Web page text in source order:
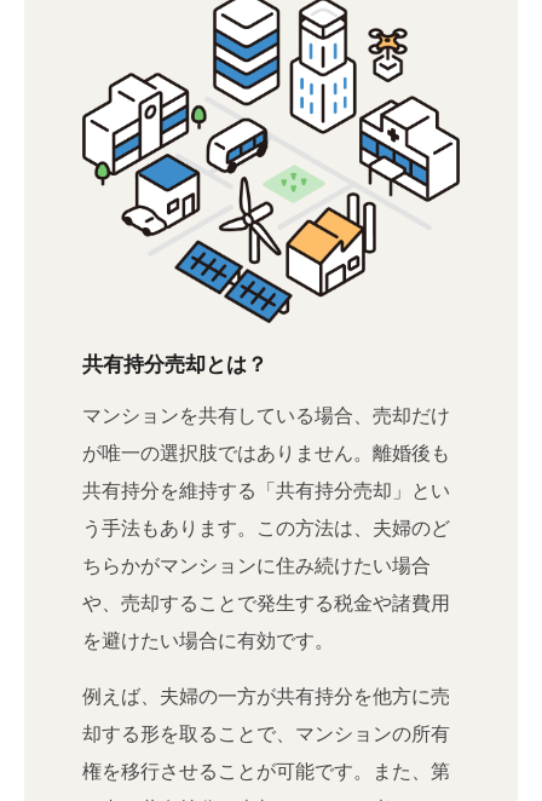
共有持分売却とは？
マンションを共有している場合、売却だけ
が唯一の選択肢ではありません。離婚後も
共有持分を維持する「共有持分売却」とい
う手法もあります。この方法は、夫婦のど
ちらかがマンションに住み続けたい場合
や、売却することで発生する税金や諸費用
を避けたい場合に有効です。
例えば、夫婦の一方が共有持分を他方に売
却する形を取ることで、マンションの所有
権を移行させることが可能です。また、第